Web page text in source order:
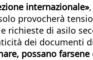
internazionale»
provocherà
di asilo
dei documenti
possano farsene